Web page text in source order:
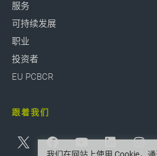
服务
可持续发展
职业
投资者
EU PCBCR
跟着我们